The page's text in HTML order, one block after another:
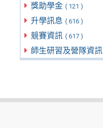
獎助學金 ( 121 )
升學訊息 ( 616 )
競賽資訊 ( 617 )
師生研習及營隊資訊